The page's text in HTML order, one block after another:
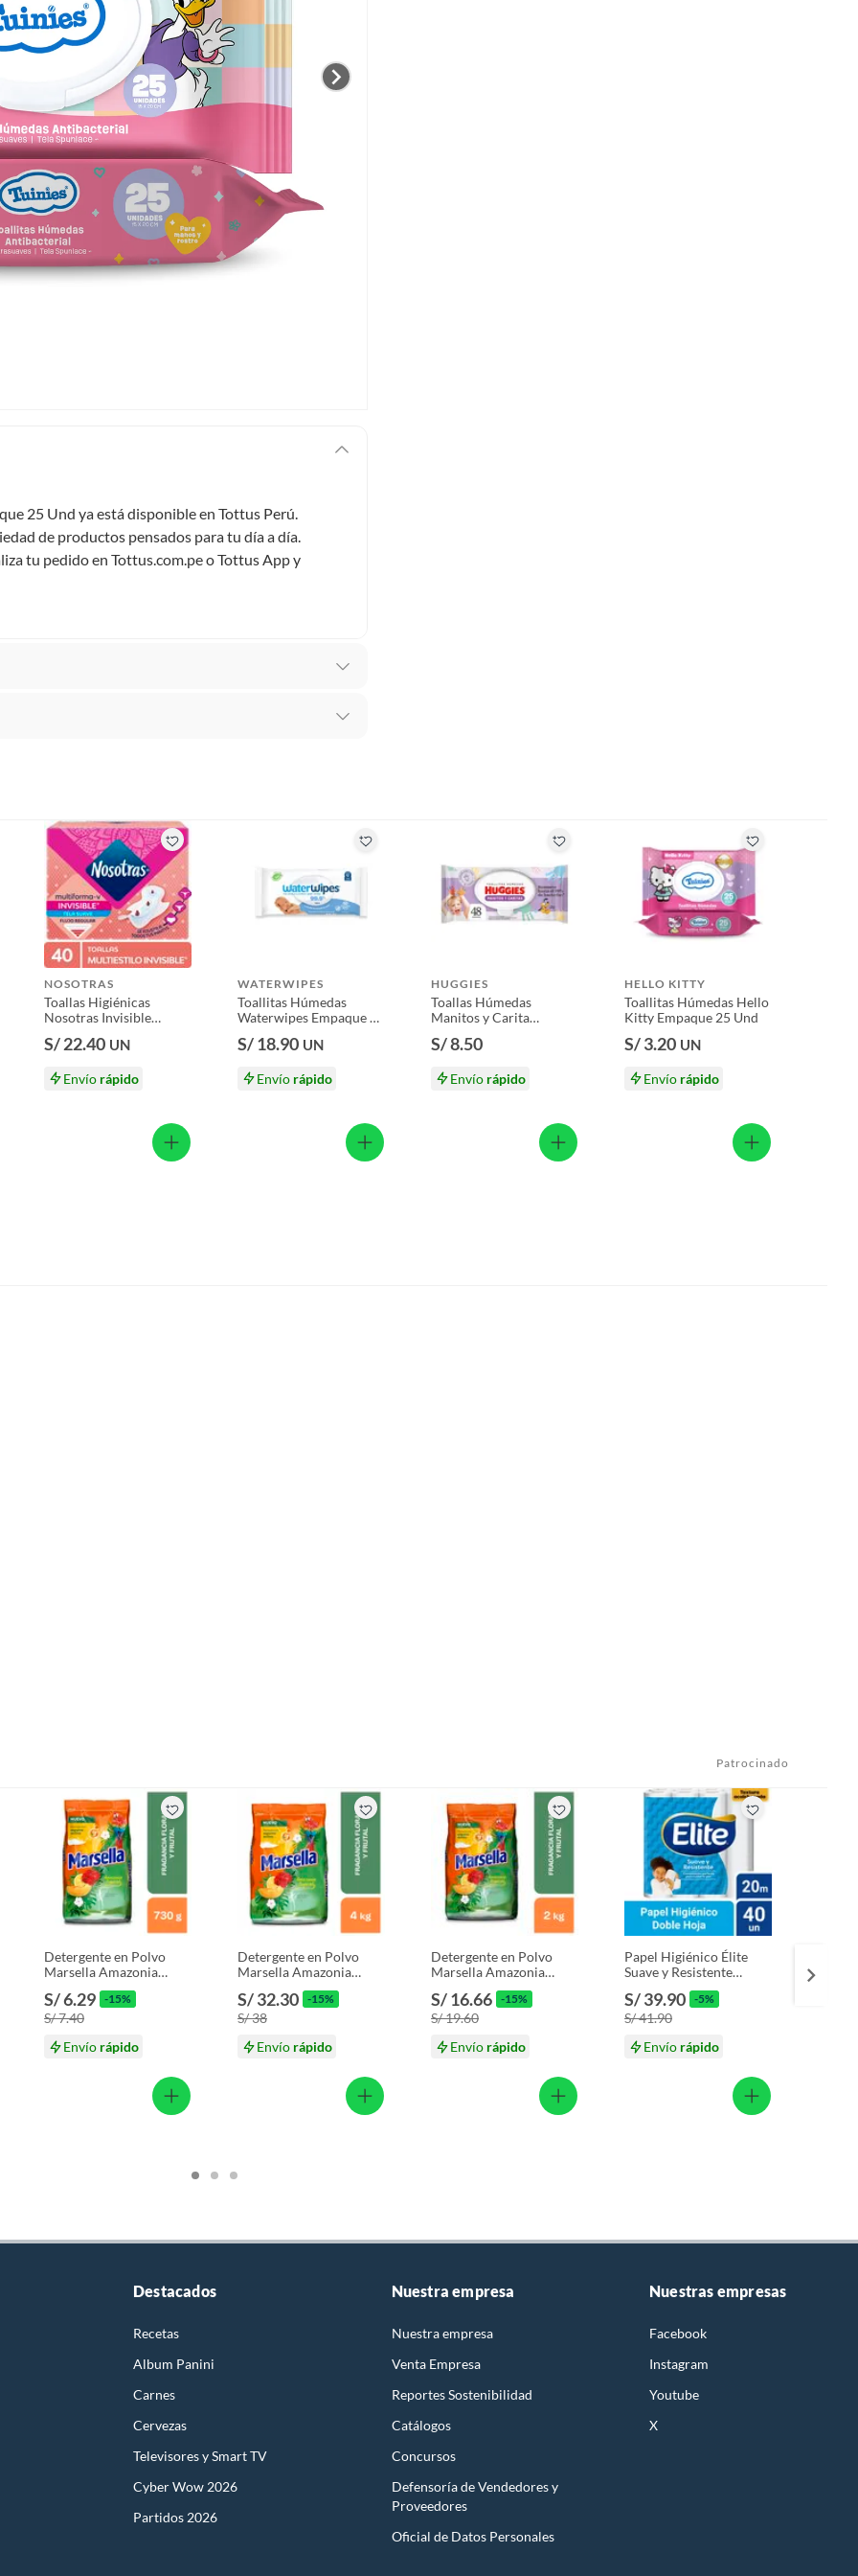
25 Und ya está disponible en Tottus Perú.
de productos pensados para tu día a día.
tu pedido en Tottus.com.pe o Tottus App y
25 Und
tienen:
productos para asfalto, hormigón, albañilería.
productos para asfalto.
tecnología, línea blanca, colchones, muebles, bicicletas y
alimenticios, vitaminas.
NOSOTRAS
Toallas Higiénicas
Nosotras Invisible
Und
S/ 22.40 UN
Envío rápido
WATERWIPES
Toallitas Húmedas
Waterwipes Empaque 60
S/ 18.90 UN
Envío rápido
HUGGIES
Toallas Húmedas
Manitos y Carita
Und
S/ 8.50
Envío rápido
HELLO KITTY
Toallitas Húmedas Hello
Kitty Empaque 25 Und
S/ 3.20 UN
Envío rápido
Patrocinado
Detergente en Polvo
Marsella Amazonia
Tropical Bolsa 730 g
S/ 6.29 -15%
S/ 7.40
Envío rápido
Detergente en Polvo
Marsella Amazonia
Tropical Bolsa 4 Kg
S/ 32.30 -15%
S/ 38
Envío rápido
Detergente en Polvo
Marsella Amazonia
Tropical Bolsa 2 Kg
S/ 16.66 -15%
S/ 19.60
Envío rápido
Papel Higiénico Élite
Suave y Resistente
Empaque 40 Und
S/ 39.90 -5%
S/ 41.90
Envío rápido
Destacados
Recetas
Album Panini
Carnes
Cervezas
Televisores y Smart TV
Cyber Wow 2026
Partidos 2026
Nuestra empresa
Nuestra empresa
Venta Empresa
Reportes Sostenibilidad
Catálogos
Concursos
Defensoría de Vendedores y
Proveedores
Oficial de Datos Personales
Nuestras empresas
Facebook
Instagram
Youtube
X